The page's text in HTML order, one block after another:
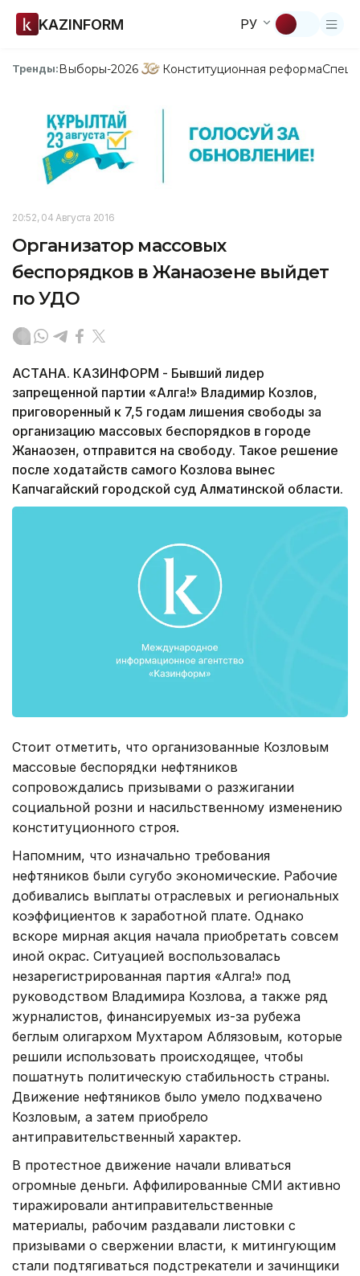
KAZINFORM РУ
Тренды:Выборы-2026 Конституционная реформа
20:52, 04 Августа 2016
Организатор массовых
беспорядков в Жанаозене выйдет
по УДО
АСТАНА. КАЗИНФОРМ - Бывший лидер
запрещенной партии «Алга!» Владимир Козлов,
приговоренный к 7,5 годам лишения свободы за
организацию массовых беспорядков в городе
Жанаозен, отправится на свободу. Такое решение
после ходатайств самого Козлова вынес
Капчагайский городской суд Алматинской области.
Стоит отметить, что организованные Козловым
массовые беспорядки нефтяников
сопровождались призывами о разжигании
социальной розни и насильственному изменению
конституционного строя.
Напомним, что изначально требования
нефтяников были сугубо экономические. Рабочие
добивались выплаты отраслевых и региональных
коэффициентов к заработной плате. Однако
вскоре мирная акция начала приобретать совсем
иной окрас. Ситуацией воспользовалась
незарегистрированная партия «Алга!» под
руководством Владимира Козлова, а также ряд
журналистов, финансируемых из-за рубежа
беглым олигархом Мухтаром Аблязовым, которые
решили использовать происходящее, чтобы
пошатнуть политическую стабильность страны.
Движение нефтяников было умело подхвачено
Козловым, а затем приобрело
антиправительственный характер.
В протестное движение начали вливаться
огромные деньги. Аффилированные СМИ активно
тиражировали антиправительственные
материалы, рабочим раздавали листовки с
призывами о свержении власти, к митингующим
стали подтягиваться подстрекатели и зачинщики